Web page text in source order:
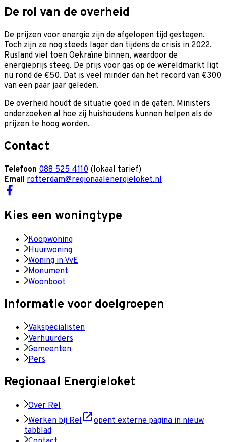
De rol van de overheid
De prijzen voor energie zijn de afgelopen tijd gestegen.
Toch zijn ze nog steeds lager dan tijdens de crisis in 2022.
Rusland viel toen Oekraïne binnen, waardoor de
energieprijs steeg. De prijs voor gas op de wereldmarkt ligt
nu rond de €50. Dat is veel minder dan het record van €300
van een paar jaar geleden.
De overheid houdt de situatie goed in de gaten. Ministers
onderzoeken al hoe zij huishoudens kunnen helpen als de
prijzen te hoog worden.
Contact
Telefoon 088 525 4110 (lokaal tarief)
Email rotterdam@regionaalenergieloket.nl
Kies een woningtype
Koopwoning
Huurwoning
Woning in VvE
Monument
Woonboot
Informatie voor doelgroepen
Vakspecialisten
Verhuurders
Gemeenten
Pers
Regionaal Energieloket
Over Rel
Werken bij Rel
opent externe pagina in nieuw
tabblad